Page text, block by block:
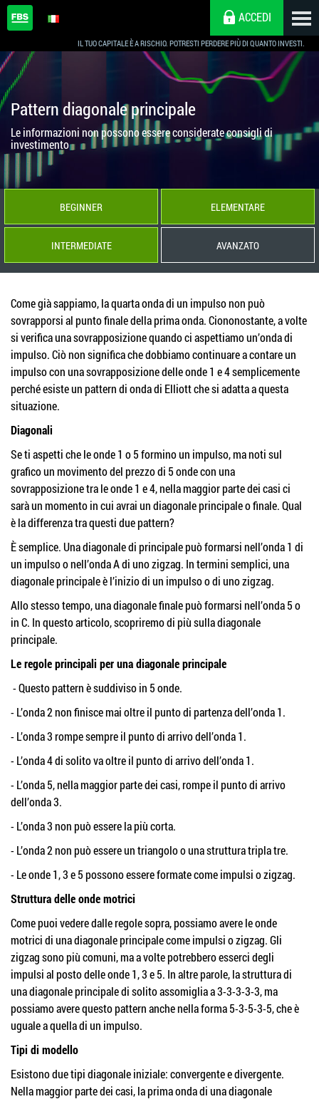
IL TUO CAPITALE È A RISCHIO. POTRESTI PERDERE PIÙ DI QUANTO INVESTI.
ACCEDI
Pattern diagonale principale
Le informazioni non possono essere considerate consigli di
investimento
BEGINNER ELEMENTARE
INTERMEDIATE AVANZATO
Come già sappiamo, la quarta onda di un impulso non può
sovrapporsi al punto finale della prima onda. Ciononostante, a volte
si verifica una sovrapposizione quando ci aspettiamo un’onda di
impulso. Ciò non significa che dobbiamo continuare a contare un
impulso con una sovrapposizione delle onde 1 e 4 semplicemente
perché esiste un pattern di onda di Elliott che si adatta a questa
situazione.
Diagonali
Se ti aspetti che le onde 1 o 5 formino un impulso, ma noti sul
grafico un movimento del prezzo di 5 onde con una
sovrapposizione tra le onde 1 e 4, nella maggior parte dei casi ci
sarà un momento in cui avrai un diagonale principale o finale. Qual
è la differenza tra questi due pattern?
È semplice. Una diagonale di principale può formarsi nell’onda 1 di
un impulso o nell’onda A di uno zigzag. In termini semplici, una
diagonale principale è l’inizio di un impulso o di uno zigzag.
Allo stesso tempo, una diagonale finale può formarsi nell’onda 5 o
in C. In questo articolo, scopriremo di più sulla diagonale
principale.
Le regole principali per una diagonale principale
- Questo pattern è suddiviso in 5 onde.
- L’onda 2 non finisce mai oltre il punto di partenza dell’onda 1.
- L’onda 3 rompe sempre il punto di arrivo dell’onda 1.
- L’onda 4 di solito va oltre il punto di arrivo dell’onda 1.
- L’onda 5, nella maggior parte dei casi, rompe il punto di arrivo
dell’onda 3.
- L’onda 3 non può essere la più corta.
- L’onda 2 non può essere un triangolo o una struttura tripla tre.
- Le onde 1, 3 e 5 possono essere formate come impulsi o zigzag.
Struttura delle onde motrici
Come puoi vedere dalle regole sopra, possiamo avere le onde
motrici di una diagonale principale come impulsi o zigzag. Gli
zigzag sono più comuni, ma a volte potrebbero esserci degli
impulsi al posto delle onde 1, 3 e 5. In altre parole, la struttura di
una diagonale principale di solito assomiglia a 3-3-3-3-3, ma
possiamo avere questo pattern anche nella forma 5-3-5-3-5, che è
uguale a quella di un impulso.
Tipi di modello
Esistono due tipi diagonale iniziale: convergente e divergente.
Nella maggior parte dei casi, la prima onda di una diagonale